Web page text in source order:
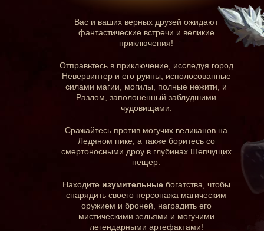
Вас и ваших верных друзей ожидают
фантастические встречи и великие
приключения!
Отправьтесь в приключение, исследуя город
Невервинтер и его руины, исполосованные
силами магии, могилы, полные нежити, и
Разлом, заполоненный заблудшими
чудовищами.
Сражайтесь против могучих великанов на
Ледяном пике, а также боритесь со
смертоносными дроу в глубинах Шепчущих
пещер.
Находите изумительныебогатства, чтобы
снарядить своего персонажа магическим
оружием и броней, наградить его
мистическими зельями и могучими
легендарными артефактами!